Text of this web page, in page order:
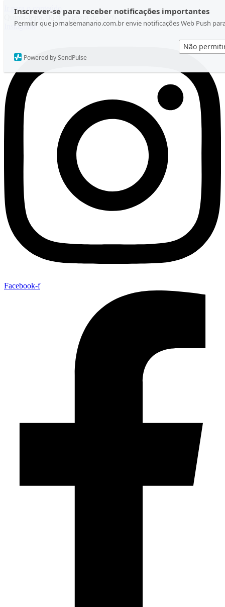
Inscrever-se para receber notificações importantes
Permitir que jornalsemanario.com.br envie notificações Web Push
Não
Powered by SendPulse
Ir para o conteúdo
Quinta-feira, 06 de Agosto de 2026
Instagram
Facebook-f